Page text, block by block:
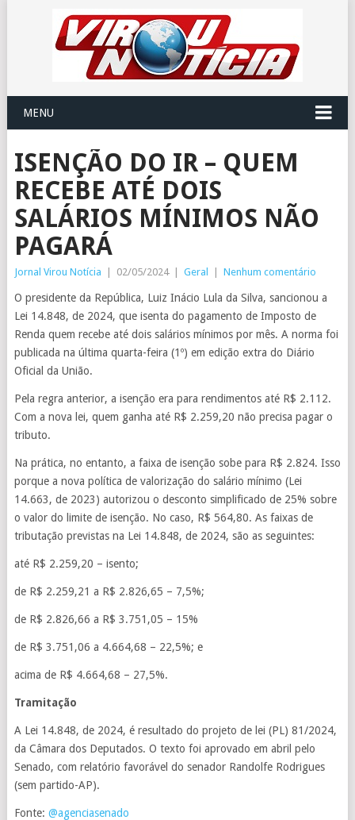
MENU
ISENÇÃO DO IR – QUEM
RECEBE ATÉ DOIS
SALÁRIOS MÍNIMOS NÃO
PAGARÁ
Jornal Virou Notícia 02/05/2024 Geral Nenhum comentário
O presidente da República, Luiz Inácio Lula da Silva, sancionou a
Lei 14.848, de 2024, que isenta do pagamento de Imposto de
Renda quem recebe até dois salários mínimos por mês. A norma foi
publicada na última quarta-feira (1º) em edição extra do Diário
Oficial da União.
Pela regra anterior, a isenção era para rendimentos até R$ 2.112.
Com a nova lei, quem ganha até R$ 2.259,20 não precisa pagar o
tributo.
Na prática, no entanto, a faixa de isenção sobe para R$ 2.824. Isso
porque a nova política de valorização do salário mínimo (Lei
14.663, de 2023) autorizou o desconto simplificado de 25% sobre
o valor do limite de isenção. No caso, R$ 564,80. As faixas de
tributação previstas na Lei 14.848, de 2024, são as seguintes:
até R$ 2.259,20 – isento;
de R$ 2.259,21 a R$ 2.826,65 – 7,5%;
de R$ 2.826,66 a R$ 3.751,05 – 15%
de R$ 3.751,06 a 4.664,68 – 22,5%; e
acima de R$ 4.664,68 – 27,5%.
Tramitação
A Lei 14.848, de 2024, é resultado do projeto de lei (PL) 81/2024,
da Câmara dos Deputados. O texto foi aprovado em abril pelo
Senado, com relatório favorável do senador Randolfe Rodrigues
(sem partido-AP).
Fonte: @agenciasenado